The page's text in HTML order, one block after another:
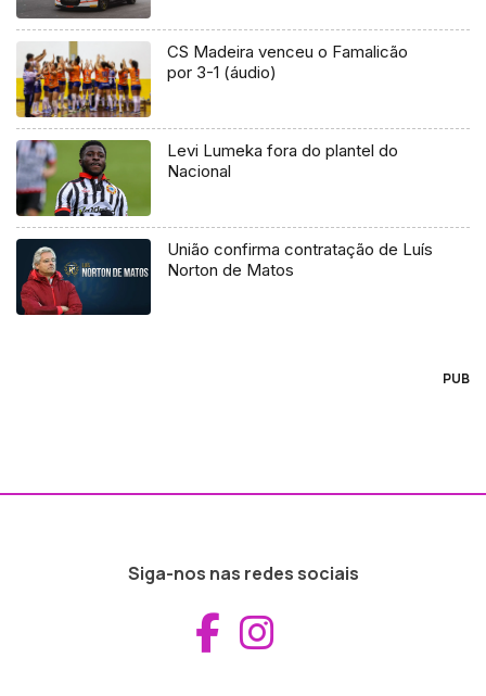
CS Madeira venceu o Famalicão
por 3-1 (áudio)
Levi Lumeka fora do plantel do
Nacional
União confirma contratação de Luís
Norton de Matos
PUB
Siga-nos nas redes sociais
Aceder ao